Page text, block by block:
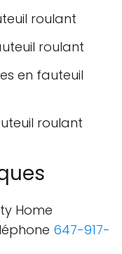
roulant
roulant
en fauteuil
roulant
Home
647-917-